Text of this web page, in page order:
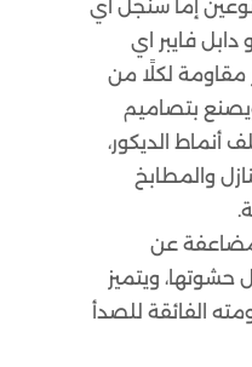
إما سنجل أي
فايبر اي
مقاومة لكلًا من
بتصاميم
الديكور،
والمطابخ
مضاعفة عن
حشوتها، ويتميز
الفائقة للصدأ